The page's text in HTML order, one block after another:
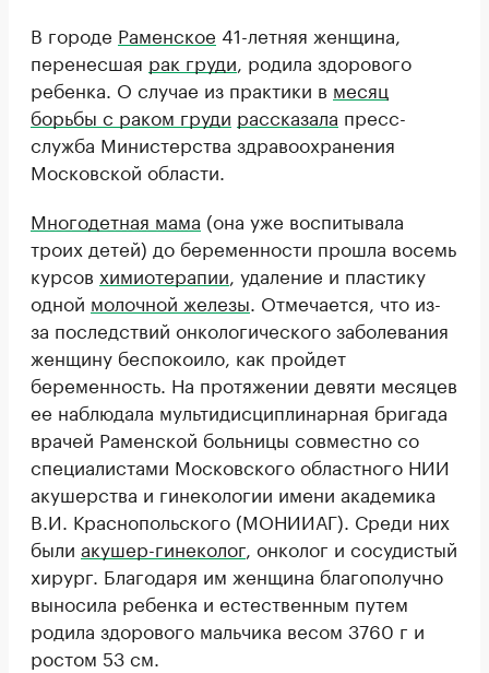
В городе Раменское 41-летняя женщина,
перенесшая рак груди , родила здорового
ребенка. О случае из практики в месяц
борьбы с раком груди рассказала пресс-
служба Министерства здравоохранения
Московской области.
Многодетная мама (она уже воспитывала
троих детей) до беременности прошла восемь
курсов химиотерапии , удаление и пластику
одной молочной железы . Отмечается, что из-
за последствий онкологического заболевания
женщину беспокоило, как пройдет
беременность. На протяжении девяти месяцев
ее наблюдала мультидисциплинарная бригада
врачей Раменской больницы совместно со
специалистами Московского областного НИИ
акушерства и гинекологии имени академика
В.И. Краснопольского (МОНИИАГ). Среди них
были акушер-гинеколог , онколог и сосудистый
хирург. Благодаря им женщина благополучно
выносила ребенка и естественным путем
родила здорового мальчика весом 3760 г и
ростом 53 см.